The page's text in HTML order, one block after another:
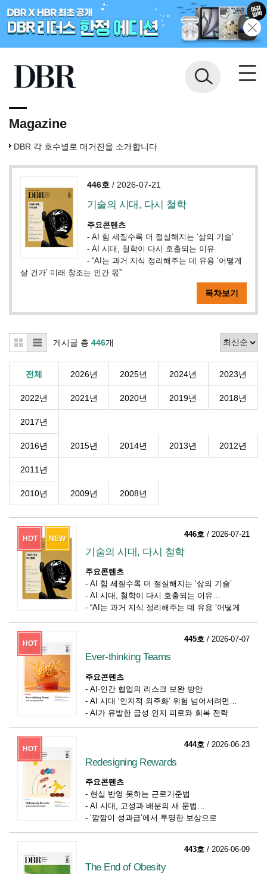
Magazine
DBR 각 호수별로 매거진을 소개합니다
446호 / 2026-07-21
기술의 시대, 다시 철학
주요콘텐츠
- AI 힘 세질수록 더 절실해지는 ‘삶의 기술’
- AI 시대, 철학이 다시 호출되는 이유
- “AI는 과거 지식 정리해주는 데 유용 ‘어떻게
살 건가’ 미래 창조는 인간 몫”
목차보기
게시글 총 446개
전체 2026년 2025년 2024년 2023년
2022년 2021년 2020년 2019년 2018년
2017년
2016년 2015년 2014년 2013년 2012년
2011년
2010년 2009년 2008년
446호 / 2026-07-21
기술의 시대, 다시 철학
주요콘텐츠
-AI 힘 세질수록 더 절실해지는 ‘삶의 기술’
-AI 시대, 철학이 다시 호출되는 이유
-“AI는 과거 지식 정리해주는 데 유용 ‘어떻게
HOT NEW
445호 / 2026-07-07
Ever-thinking Teams
주요콘텐츠
-AI·인간 협업의 리스크 보완 방안
-AI 시대 ‘인지적 외주화’ 위험 넘어서려면
-AI가 유발한 급성 인지 피로와 회복 전략
HOT
444호 / 2026-06-23
Redesigning Rewards
주요콘텐츠
- 현실 반영 못하는 근로기준법
-AI 시대, 고성과 배분의 새 문법
-‘깜깜이 성과급’에서 투명한 보상으로
HOT
443호 / 2026-06-09
The End of Obesity